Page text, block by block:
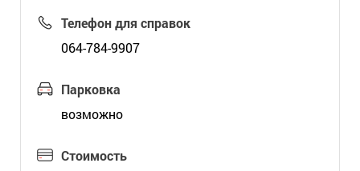
Телефон для справок
064-784-9907
Парковка
возможно
Стоимость